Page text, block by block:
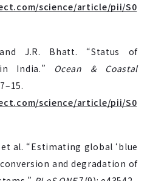
science/article/pii/S0
J.R. Bhatt. “Status of
India.” Ocean & Coastal
science/article/pii/S0
al. “Estimating global ‘blue
and degradation of